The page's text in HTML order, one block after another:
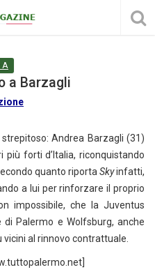
A
a Barzagli
Andrea Barzagli (31)
forti d’Italia, riconquistando
quanto riporta Skyinfatti,
a lui per rinforzare il proprio
impossibile, che la Juventus
di Palermo e Wolfsburg, anche
al rinnovo contrattuale.